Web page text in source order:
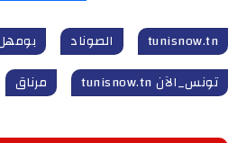
tunisnow.tn الصوناد
تونس_الآن tunisnow.tn
مرناق